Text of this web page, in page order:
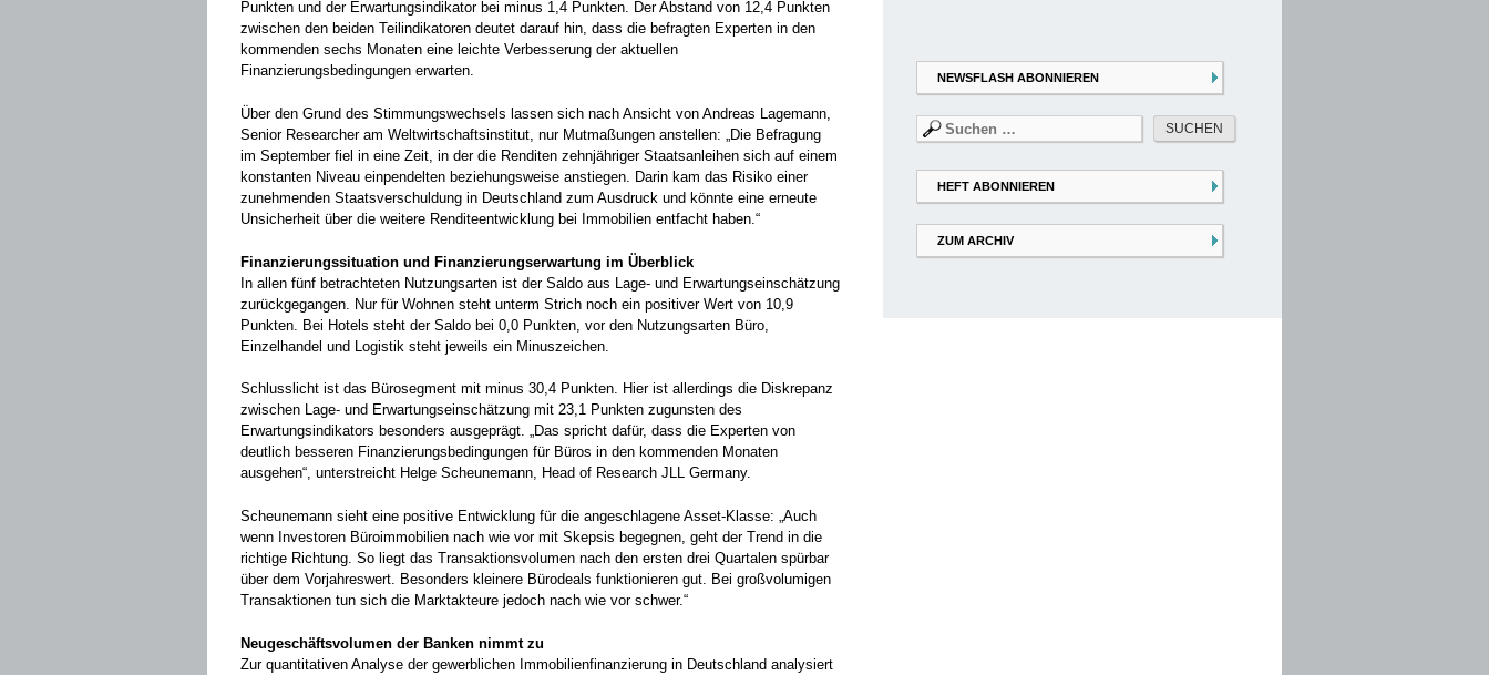
Punkten und der Erwartungsindikator bei minus 1,4 Punkten. Der Abstand von 12,4 Punkten
zwischen den beiden Teilindikatoren deutet darauf hin, dass die befragten Experten in den
kommenden sechs Monaten eine leichte Verbesserung der aktuellen
Finanzierungsbedingungen erwarten.
Über den Grund des Stimmungswechsels lassen sich nach Ansicht von Andreas Lagemann,
Senior Researcher am Weltwirtschaftsinstitut, nur Mutmaßungen anstellen: „Die Befragung
im September fiel in eine Zeit, in der die Renditen zehnjähriger Staatsanleihen sich auf einem
konstanten Niveau einpendelten beziehungsweise anstiegen. Darin kam das Risiko einer
zunehmenden Staatsverschuldung in Deutschland zum Ausdruck und könnte eine erneute
Unsicherheit über die weitere Renditeentwicklung bei Immobilien entfacht haben.“
Finanzierungssituation und Finanzierungserwartung im Überblick
In allen fünf betrachteten Nutzungsarten ist der Saldo aus Lage- und Erwartungseinschätzung
zurückgegangen. Nur für Wohnen steht unterm Strich noch ein positiver Wert von 10,9
Punkten. Bei Hotels steht der Saldo bei 0,0 Punkten, vor den Nutzungsarten Büro,
Einzelhandel und Logistik steht jeweils ein Minuszeichen.
Schlusslicht ist das Bürosegment mit minus 30,4 Punkten. Hier ist allerdings die Diskrepanz
zwischen Lage- und Erwartungseinschätzung mit 23,1 Punkten zugunsten des
Erwartungsindikators besonders ausgeprägt. „Das spricht dafür, dass die Experten von
deutlich besseren Finanzierungsbedingungen für Büros in den kommenden Monaten
ausgehen“, unterstreicht Helge Scheunemann, Head of Research JLL Germany.
Scheunemann sieht eine positive Entwicklung für die angeschlagene Asset-Klasse: „Auch
wenn Investoren Büroimmobilien nach wie vor mit Skepsis begegnen, geht der Trend in die
richtige Richtung. So liegt das Transaktionsvolumen nach den ersten drei Quartalen spürbar
über dem Vorjahreswert. Besonders kleinere Bürodeals funktionieren gut. Bei großvolumigen
Transaktionen tun sich die Marktakteure jedoch nach wie vor schwer.“
Neugeschäftsvolumen der Banken nimmt zu
Zur quantitativen Analyse der gewerblichen Immobilienfinanzierung in Deutschland analysiert
NEWSFLASH ABONNIEREN
Suchen
nach:
HEFT ABONNIEREN
ZUM ARCHIV